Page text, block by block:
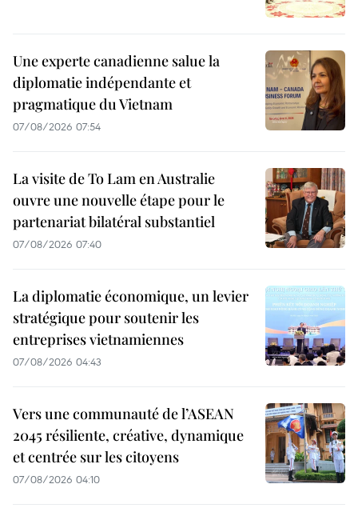
Une experte canadienne salue la
diplomatie indépendante et
pragmatique du Vietnam
07/08/2026 07:54
La visite de To Lam en Australie
ouvre une nouvelle étape pour le
partenariat bilatéral substantiel
07/08/2026 07:40
La diplomatie économique, un levier
stratégique pour soutenir les
entreprises vietnamiennes
07/08/2026 04:43
Vers une communauté de l’ASEAN
2045 résiliente, créative, dynamique
et centrée sur les citoyens
07/08/2026 04:10